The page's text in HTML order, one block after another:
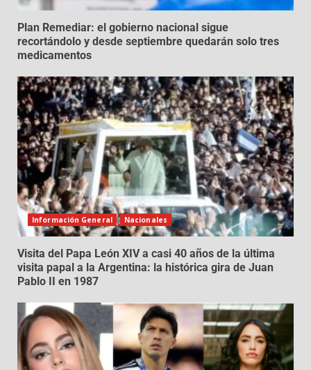
Plan Remediar: el gobierno nacional sigue
recortándolo y desde septiembre quedarán solo tres
medicamentos
Información General Nacionales
Visita del Papa León XIV a casi 40 años de la última
visita papal a la Argentina: la histórica gira de Juan
Pablo II en 1987